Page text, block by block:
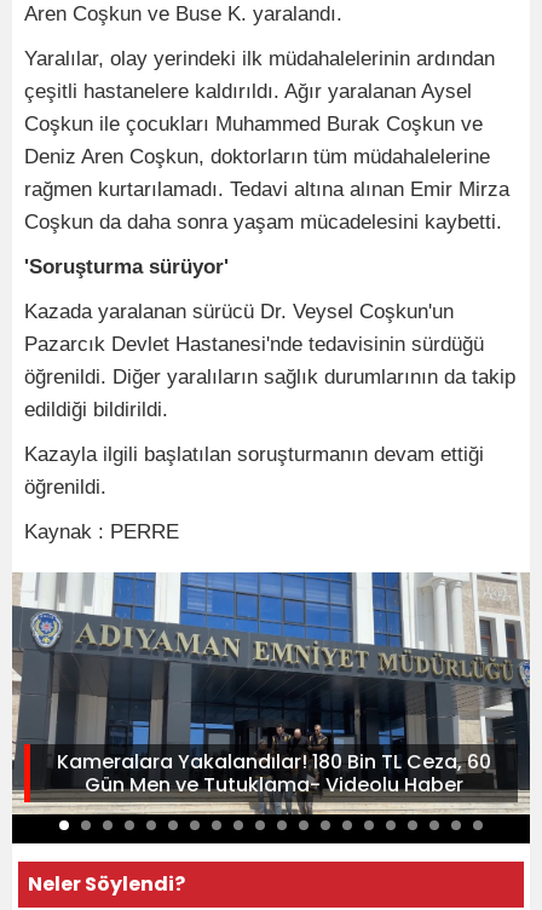
Aren Coşkun ve Buse K. yaralandı.
Yaralılar, olay yerindeki ilk müdahalelerinin ardından
çeşitli hastanelere kaldırıldı. Ağır yaralanan Aysel
Coşkun ile çocukları Muhammed Burak Coşkun ve
Deniz Aren Coşkun, doktorların tüm müdahalelerine
rağmen kurtarılamadı. Tedavi altına alınan Emir Mirza
Coşkun da daha sonra yaşam mücadelesini kaybetti.
'Soruşturma sürüyor'
Kazada yaralanan sürücü Dr. Veysel Coşkun'un
Pazarcık Devlet Hastanesi'nde tedavisinin sürdüğü
öğrenildi. Diğer yaralıların sağlık durumlarının da takip
edildiği bildirildi.
Kazayla ilgili başlatılan soruşturmanın devam ettiği
öğrenildi.
Kaynak : PERRE
Kameralara Yakalandılar! 180 Bin TL Ceza, 60
Gün Men ve Tutuklama- Videolu Haber
Neler Söylendi?